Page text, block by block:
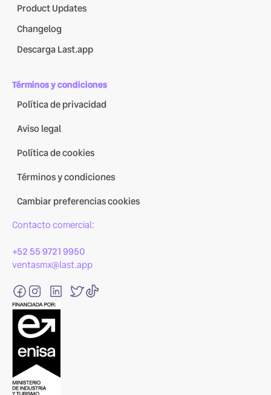
Product Updates
Changelog
Descarga Last.app
Términos y condiciones
Política de privacidad
Aviso legal
Política de cookies
Términos y condiciones
Cambiar preferencias cookies
Contacto comercial:
+52 55 9721 9950
ventasmx@last.app